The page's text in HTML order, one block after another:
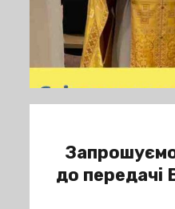
до передачі